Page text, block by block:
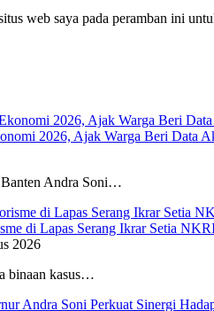
web saya pada peramban ini
2026, Ajak Warga Beri Data
Banten Andra Soni…
di Lapas Serang Ikrar Setia
2026
binaan kasus…